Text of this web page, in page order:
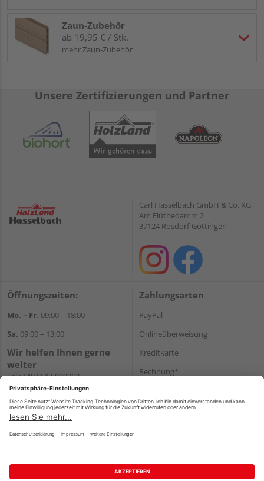
Zaun-Zubehör
ab 19,95 € / Stk.
mehr Zaun-Zubehör
Unsere Zertifizierungen und Partner
Carl Hasselbach GmbH & Co. KG
Am Flüthedamm 2
37124 Rosdorf-Göttingen
Öffnungszeiten:
Mo. – Fr. 09:00 – 18:00
Sa. 09:00 – 13:00
Wir helfen Ihnen gerne
weiter
Tel.:+49 551 5009963
E-Mail:shop@holzland-
hasselbach.de
Zahlungsarten
PayPal
Onlineüberweisung
Kreditkarte
Rechnung*
Versand
Impressum AGB Widerruf
Datenschutz